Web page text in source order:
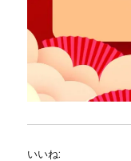
いいね: